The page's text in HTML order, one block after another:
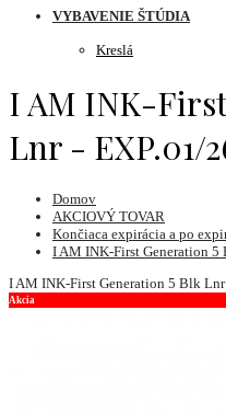
VYBAVENIE ŠTÚDIA
Kreslá
I AM INK-
Lnr - EXP.01/
Domov
AKCIOVÝ TOVAR
Končiaca expirácia a po
I AM INK-First Generation 5
I AM INK-First Generation 5 Blk Lnr
Akcia